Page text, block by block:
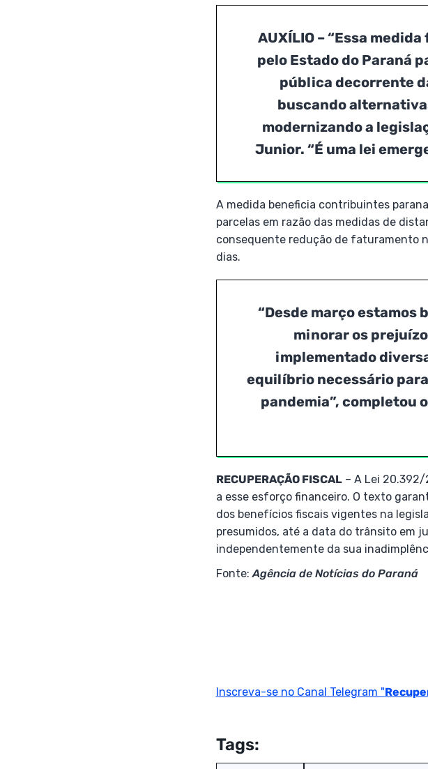
AUXÍLIO – “Essa
pelo Estado do Paraná
pública decorrente
buscando
modernizando a
Junior. “É uma lei
A medida beneficia contribuintes
parcelas em razão das medidas de
consequente redução de faturamento
dias.
“Desde março estamos
minorar os
implementado
equilíbrio necessário
pandemia”, completou
RECUPERAÇÃO FISCAL– A Lei 20.392/
a esse esforço financeiro. O texto
dos benefícios fiscais vigentes na
presumidos, até a data do trânsito em
independentemente da sua
Fonte:Agência de Notícias do Paraná
Inscreva-se no Canal Telegram "
Tags: